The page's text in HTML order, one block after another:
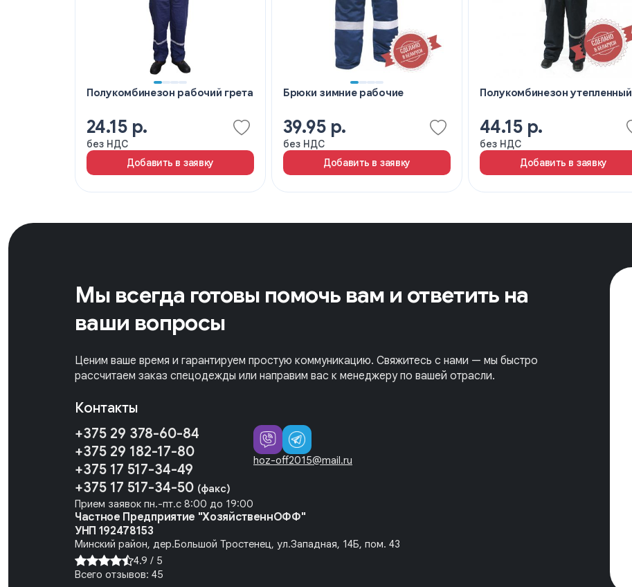
Полукомбинезон рабочий грета
24.15 р.
без НДС
Добавить в заявку
Брюки зимние рабочие
39.95 р.
без НДС
Добавить в заявку
Полукомбинезон утепленный
44.15 р.
без НДС
Добавить в заявку
Мы всегда готовы помочь вам и ответить на
ваши вопросы
Ценим ваше время и гарантируем простую коммуникацию. Свяжитесь с нами — мы быстро
рассчитаем заказ спецодежды или направим вас к менеджеру по вашей отрасли.
Контакты
+375 29 378-60-84
+375 29 182-17-80
+375 17 517-34-49
+375 17 517-34-50 (факс)
Прием заявок пн.-пт.с 8:00 до 19:00
hoz-off2015@mail.ru
Частное Предприятие "ХозяйственнОФФ"
УНП 192478153
Минский район, дер.Большой Тростенец, ул.Западная, 14Б, пом. 43
4.9 / 5
Всего отзывов: 45